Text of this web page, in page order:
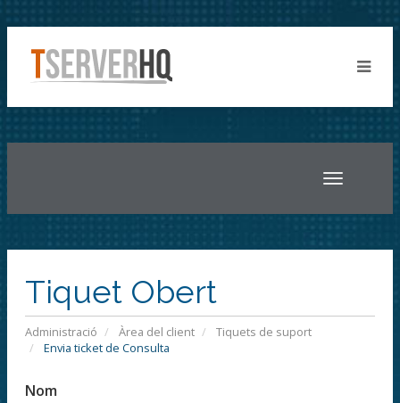
Toggle
Tiquet Obert
Administració Àrea del client
Tiquets de suport
Envia ticket de Consulta
Nom